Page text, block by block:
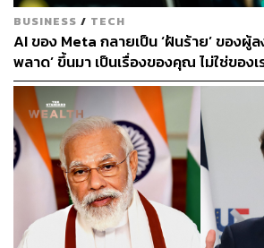
ไม่ยึดติดกับไลน์ธุรกิจเดิม
เอาเข้าจริง โมเดลธุรกิจ WeWork คล้า
ตอบสนองความต้องการแบบ on-demand
สร้างคอมมูนิตี้สำหรับให้เช่าที่พักอาศัย โ
ที่พักเอง ขณะที่ WeWork ไม่ได้มองว่าตั
เวิร์กกิ้งสเปซ แต่มองว่าพื้นที่ทุกตารางเม
BUSINESS / TECH
AI ของ Meta กลายเป็น ‘ฝันร้าย’ ของผู้
พลาด’ ขึ้นมา เป็นเรื่องของคุณ ไม่ใช่ของเ